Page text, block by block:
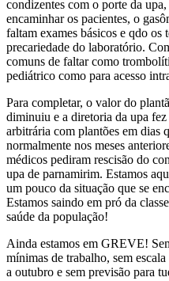
condizentes com o porte da
encaminhar os pacientes, o
faltam exames básicos e qdo
precariedade do laboratório.
comuns de faltar como
pediátrico como para acesso
Para completar, o valor do
diminuiu e a diretoria da upa
arbitrária com plantões em dias
normalmente nos meses
médicos pediram rescisão do
upa de parnamirim. Estamos
um pouco da situação que se
Estamos saindo em pró da
saúde da população!
Ainda estamos em GREVE!
mínimas de trabalho, sem
a outubro e sem previsão para